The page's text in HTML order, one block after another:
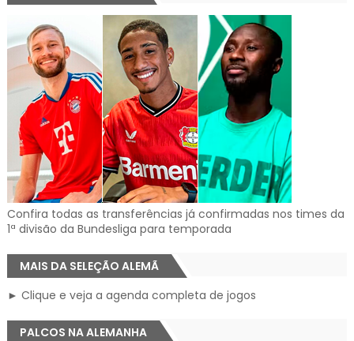
Confira todas as transferências já confirmadas nos times da
1ª divisão da Bundesliga para temporada
MAIS DA SELEÇÃO ALEMÃ
► Clique e veja a agenda completa de jogos
PALCOS NA ALEMANHA